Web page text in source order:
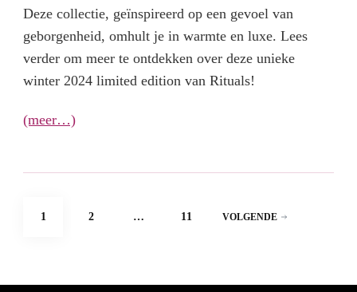
Deze collectie, geïnspireerd op een gevoel van
geborgenheid, omhult je in warmte en luxe. Lees
verder om meer te ontdekken over deze unieke
winter 2024 limited edition van Rituals!
(meer…)
Berichten
PAGINA
1 PAGINA
2 … PAGINA
11 VOLGENDE